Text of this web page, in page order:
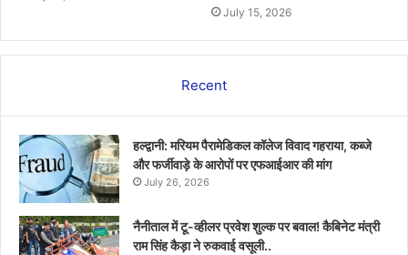
July 15, 2026
Recent
हल्द्वानी: मरियम पैरामेडिकल कॉलेज विवाद गहराया, कब्जे
और फर्जीवाड़े के आरोपों पर एफआईआर की मांग
July 26, 2026
नैनीताल में टू-व्हीलर प्रवेश शुल्क पर बवाल! कैबिनेट मंत्री
राम सिंह कैड़ा ने रुकवाई वसूली..